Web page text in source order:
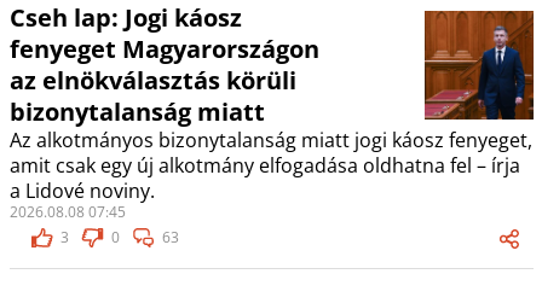
Cseh lap: Jogi káosz
fenyeget Magyarországon
az elnökválasztás körüli
bizonytalanság miatt
Az alkotmányos bizonytalanság miatt jogi káosz fenyeget,
amit csak egy új alkotmány elfogadása oldhatna fel – írja
a Lidové noviny.
2026.08.08 07:45
3
0 63